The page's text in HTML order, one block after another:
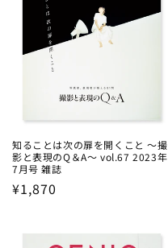
知ることは次の扉を開くこと ～撮
影と表現のQ＆A～ vol.67 2023年
7月号 雑誌
Regular
¥1,870